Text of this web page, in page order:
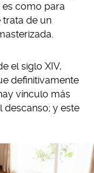
como para
trata de un
el siglo XIV,
definitivamente
vínculo más
descanso; y este